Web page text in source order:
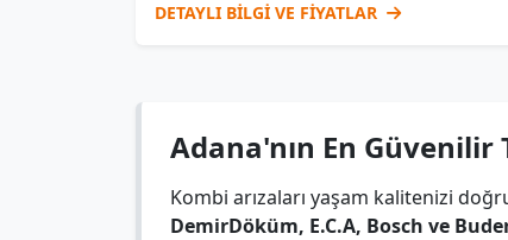
DETAYLI BİLGİ VE FİYATLAR
Adana'nın En Güvenilir
Kombi arızaları yaşam kalitenizi
DemirDöküm, E.C.A, Bosch ve